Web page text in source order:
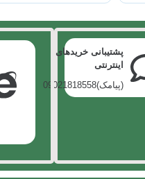
پشتیبانی خریدهای
اینترنتی
(پیامک)09021818558